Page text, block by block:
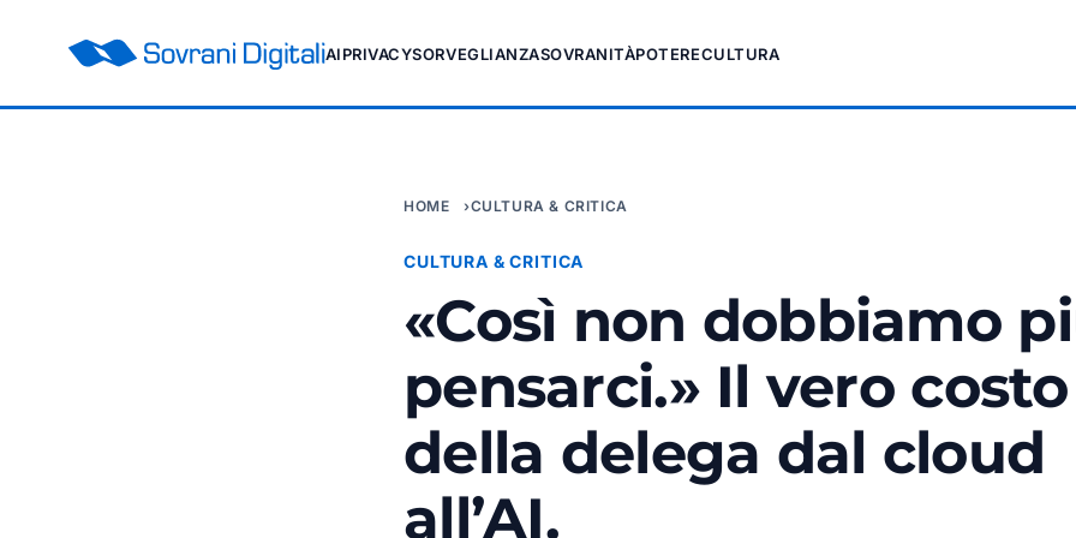
AIPRIVACYSORVEGLIANZASOVRANITÀPOTERECULTURA
HOME CULTURA & CRITICA
CULTURA & CRITICA
«Così non dobbiamo
pensarci.» Il vero costo
della delega dal cloud
all’AI.